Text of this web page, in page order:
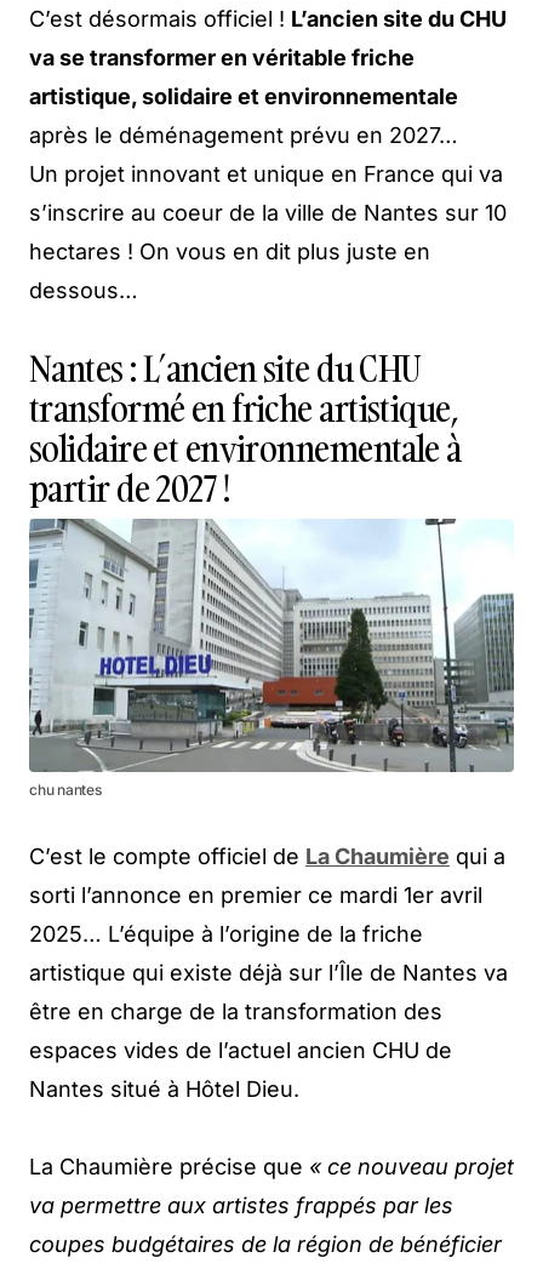
C’est désormais officiel ! L’ancien site du CHU
va se transformer en véritable friche
artistique, solidaire et environnementale
après le déménagement prévu en 2027…
Un projet innovant et unique en France qui va
s’inscrire au coeur de la ville de Nantes sur 10
hectares ! On vous en dit plus juste en
dessous…
Nantes : L’ancien site du CHU
transformé en friche artistique,
solidaire et environnementale à
partir de 2027 !
chu nantes
C’est le compte officiel de La Chaumière qui a
sorti l’annonce en premier ce mardi 1er avril
2025… L’équipe à l’origine de la friche
artistique qui existe déjà sur l’Île de Nantes va
être en charge de la transformation des
espaces vides de l’actuel ancien CHU de
Nantes situé à Hôtel Dieu.
La Chaumière précise que « ce nouveau projet
va permettre aux artistes frappés par les
coupes budgétaires de la région de bénéficier